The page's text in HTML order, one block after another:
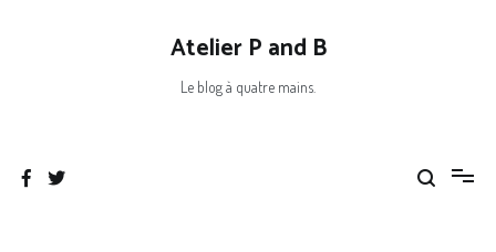
Atelier P and B
Le blog à quatre mains.